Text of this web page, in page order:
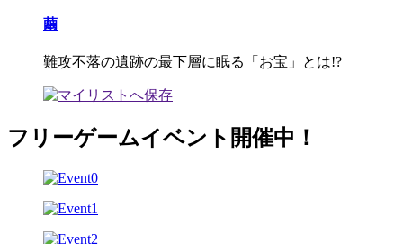
繭
難攻不落の遺跡の最下層に眠る「お宝」とは!?
フリーゲームイベント開催中！